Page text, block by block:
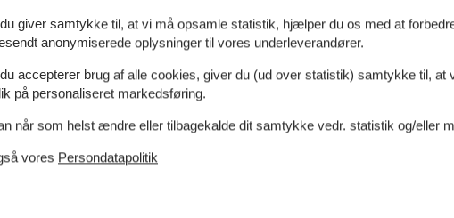
fine strande og en spændende historie. Med sommerhuset på
for en ferie, hvor ro, natur og oplevelser går op i en højere enhed.
giver samtykke til, at vi må opsamle statistik, hjælper du os med at
anonymiserede oplysninger til vores underleverandører.
accepterer brug af alle cookies, giver du (ud over statistik) samtykke til, at
på personaliseret markedsføring.
når som helst ændre eller tilbagekalde dit samtykke vedr. statistik og/eller
vores Persondatapolitik